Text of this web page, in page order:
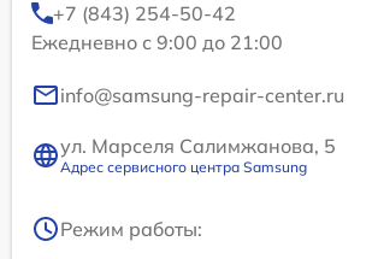
+7 (843) 254-50-42
Ежедневно с 9:00 до 21:00
info@samsung-repair-center.ru
ул. Марселя Салимжанова, 5
Адрес сервисного центра Samsung
Режим работы: